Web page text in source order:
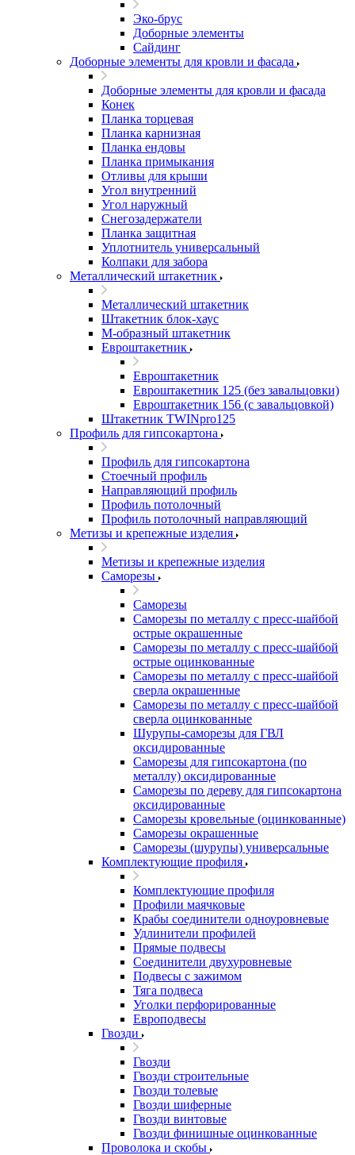
Эко-брус
Доборные элементы
Сайдинг
Доборные элементы для кровли и фасада
Доборные элементы для кровли и фасада
Конек
Планка торцевая
Планка карнизная
Планка ендовы
Планка примыкания
Отливы для крыши
Угол внутренний
Угол наружный
Снегозадержатели
Планка защитная
Уплотнитель универсальный
Колпаки для забора
Металлический штакетник
Металлический штакетник
Штакетник блок-хаус
М-образный штакетник
Евроштакетник
Евроштакетник
Евроштакетник 125 (без завальцовки)
Евроштакетник 156 (с завальцовкой)
Штакетник TWINpro125
Профиль для гипсокартона
Профиль для гипсокартона
Стоечный профиль
Направляющий профиль
Профиль потолочный
Профиль потолочный направляющий
Метизы и крепежные изделия
Метизы и крепежные изделия
Саморезы
Саморезы
Саморезы по металлу с пресс-шайбой
острые окрашенные
Саморезы по металлу с пресс-шайбой
острые оцинкованные
Саморезы по металлу с пресс-шайбой
сверла окрашенные
Саморезы по металлу с пресс-шайбой
сверла оцинкованные
Шурупы-саморезы для ГВЛ
оксидированные
Саморезы для гипсокартона (по
металлу) оксидированные
Саморезы по дереву для гипсокартона
оксидированные
Саморезы кровельные (оцинкованные)
Саморезы окрашенные
Саморезы (шурупы) универсальные
Комплектующие профиля
Комплектующие профиля
Профили маячковые
Крабы соединители одноуровневые
Удлинители профилей
Прямые подвесы
Соединители двухуровневые
Подвесы с зажимом
Тяга подвеса
Уголки перфорированные
Европодвесы
Гвозди
Гвозди
Гвозди строительные
Гвозди толевые
Гвозди шиферные
Гвозди винтовые
Гвозди финишные оцинкованные
Проволока и скобы